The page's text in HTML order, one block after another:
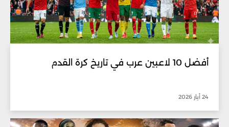
أفضل 10 لاعبين عرب في تاريخ كرة القدم
24 أيار 2026